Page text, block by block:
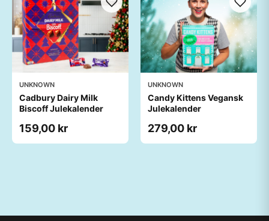
UNKNOWN
Cadbury Dairy Milk
Biscoff Julekalender
159,00 kr
UNKNOWN
Candy Kittens Vegansk
Julekalender
279,00 kr